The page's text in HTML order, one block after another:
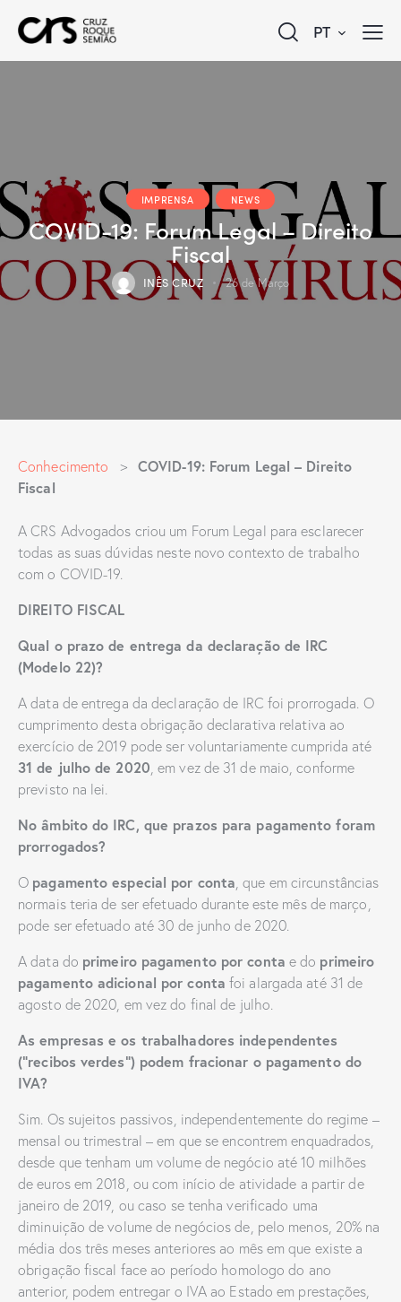
PT
IMPRENSA NEWS
COVID-19: Forum Legal – Direito
Fiscal
INÊS CRUZ 26 de Março
Conhecimento > COVID-19: Forum Legal – Direito
Fiscal
A CRS Advogados criou um Forum Legal para esclarecer
todas as suas dúvidas neste novo contexto de trabalho
com o COVID-19.
DIREITO FISCAL
Qual o prazo de entrega da declaração de IRC
(Modelo 22)?
A data de entrega da declaração de IRC foi prorrogada. O
cumprimento desta obrigação declarativa relativa ao
exercício de 2019 pode ser voluntariamente cumprida até
31 de julho de 2020, em vez de 31 de maio, conforme
previsto na lei.
No âmbito do IRC, que prazos para pagamento foram
prorrogados?
O pagamento especial por conta, que em circunstâncias
normais teria de ser efetuado durante este mês de março,
pode ser efetuado até 30 de junho de 2020.
A data do primeiro pagamento por conta e do primeiro
pagamento adicional por conta foi alargada até 31 de
agosto de 2020, em vez do final de julho.
As empresas e os trabalhadores independentes
(“recibos verdes”) podem fracionar o pagamento do
IVA?
Sim. Os sujeitos passivos, independentemente do regime –
mensal ou trimestral – em que se encontrem enquadrados,
desde que tenham um volume de negócio até 10 milhões
de euros em 2018, ou com início de atividade a partir de
janeiro de 2019, ou caso se tenha verificado uma
diminuição de volume de negócios de, pelo menos, 20% na
média dos três meses anteriores ao mês em que existe a
obrigação fiscal face ao período homologo do ano
anterior, podem entregar o IVA ao Estado em prestações,